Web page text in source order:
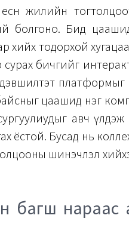
жилийн
болгоно. Бид цаашид
хийх тодорхой
сурах бичгийг
цаашид нэг
авч
ёстой. Бусад нь
шинэчлэл
багш нараас